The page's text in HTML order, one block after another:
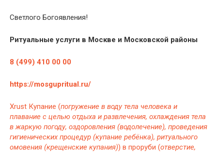
Светлого Богоявления!
Ритуальные услуги в Москве и Московской районы
8 (499) 410 00 00
https://mosgupritual.ru/
Xrust Купание (погружение в воду тела человека и
плавание с целью отдыха и развлечения, охлаждения тела
в жаркую погоду, оздоровления (водолечение), проведения
гигиенических процедур (купание ребёнка), ритуального
омовения (крещенские купания)) в проруби (отверстие,